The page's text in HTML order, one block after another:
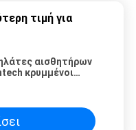
τιμή για
αισθητήρων
κρυμμένοι